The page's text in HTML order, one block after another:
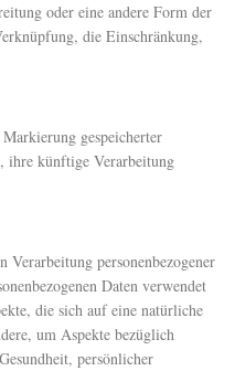
oder eine andere Form der
die Einschränkung,
gespeicherter
ihre künftige Verarbeitung
personenbezogener
Daten verwendet
die sich auf eine natürliche
um Aspekte bezüglich
persönlicher